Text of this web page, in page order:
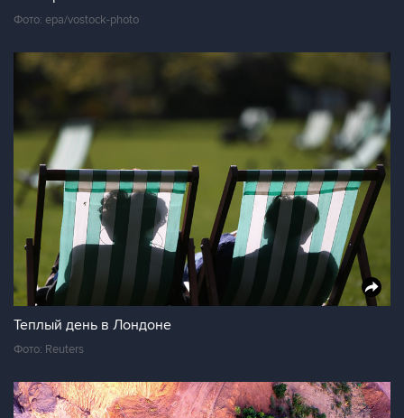
Фото: epa/vostock-photo
Теплый день в Лондоне
Фото: Reuters